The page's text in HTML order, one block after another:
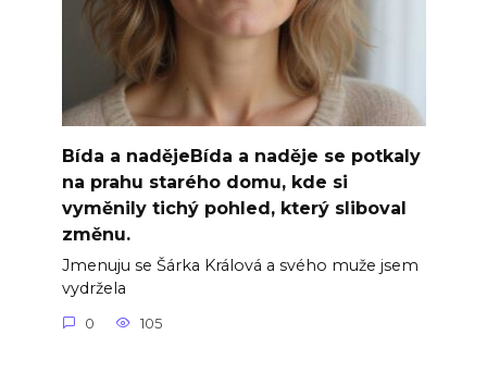
Bída a nadějeBída a naděje se potkaly
na prahu starého domu, kde si
vyměnily tichý pohled, který sliboval
změnu.
Jmenuju se Šárka Králová a svého muže jsem
vydržela
0 105